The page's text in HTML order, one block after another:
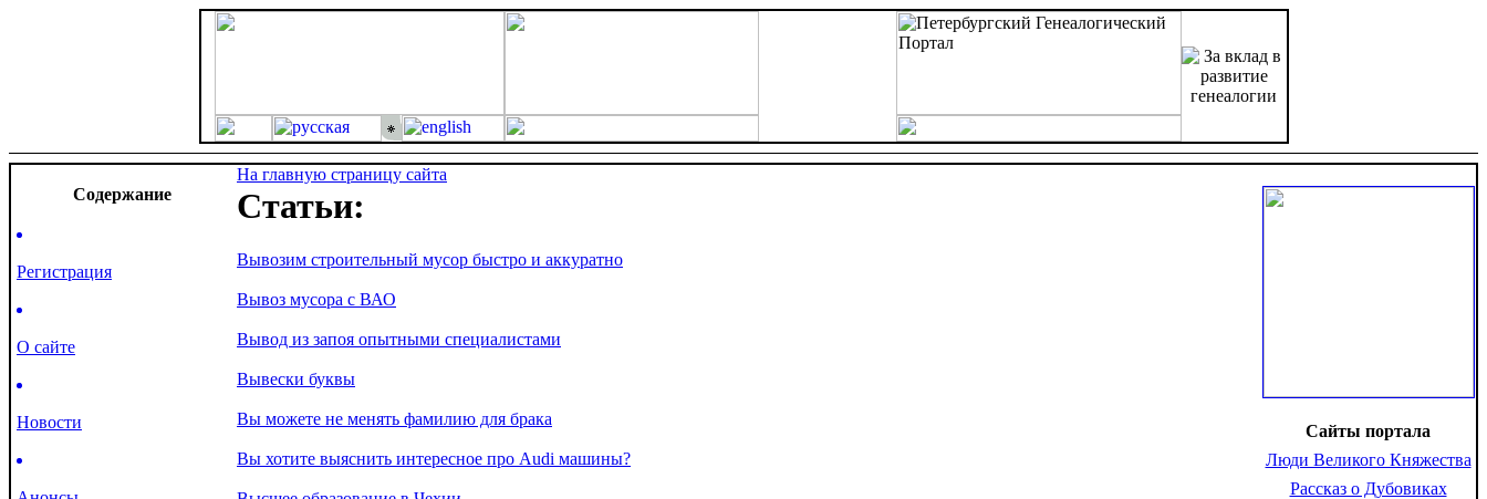
Cодержание
Регистрация
О сайте
Новости
На главную страницу сайта
Статьи:
Вывозим строительный мусор быстро и аккуратно
Вывоз мусора с ВАО
Вывод из запоя опытными специалистами
Вывески буквы
Вы можете не менять фамилию для брака
Вы хотите выяснить интересное про Audi машины?
Сайты портала
Люди Великого Княжества
Рассказ о Дубовиках